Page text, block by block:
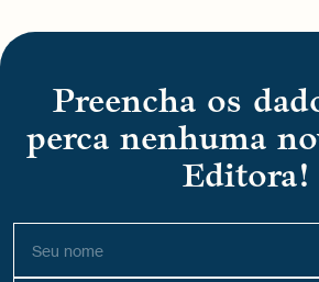
Preencha os
perca nenhuma
Editora!